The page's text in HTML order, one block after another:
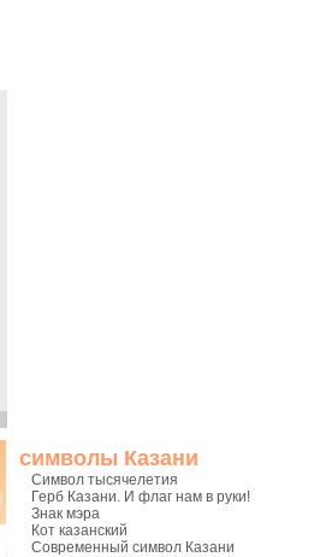
символы Казани
Символ тысячелетия
Герб Казани. И флаг нам в руки!
Знак мэра
Кот казанский
Современный символ Казани